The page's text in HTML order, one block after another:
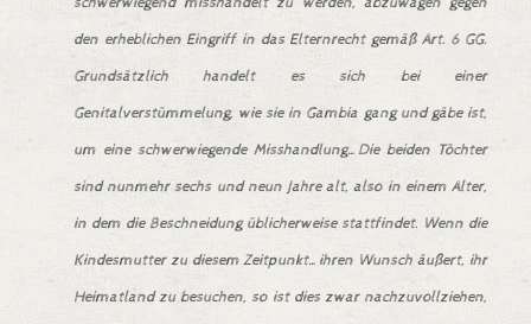
den erheblichen Eingriff in das Elternrecht gemäß Art. 6 GG.
Grundsätzlich handelt es sich bei einer
Genitalverstümmelung, wie sie in Gambia gang und gäbe ist,
um eine schwerwiegende Misshandlung…Die beiden Töchter
sind nunmehr sechs und neun Jahre alt, also in einem Alter,
in dem die Beschneidung üblicherweise stattfindet. Wenn die
Kindesmutter zu diesem Zeitpunkt…ihren Wunsch äußert, ihr
Heimatland zu besuchen, so ist dies zwar nachzuvollziehen,